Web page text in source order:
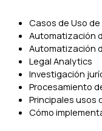
Casos de Uso
Automatización
Automatización
Legal Analytics
Investigación
Procesamiento
Principales usos
Cómo